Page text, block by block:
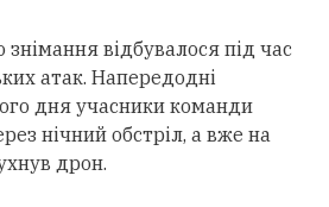
відбувалося під час
атак. Напередодні
дня учасники команди
нічний обстріл, а вже на
дрон.